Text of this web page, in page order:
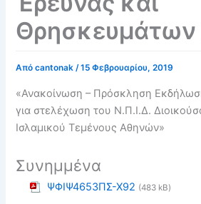
Θρησκευμάτων
Απόcantonak/15 Φεβρουαρίου, 2019
«Ανακοίνωση – Πρόσκληση
για στελέχωση του Ν.Π.Ι.Δ.
Ισλαμικού Τεμένους Αθηνών»
Συνημμένα
ΨΦΙΨ4653ΠΣ-Χ92 (483 kB)